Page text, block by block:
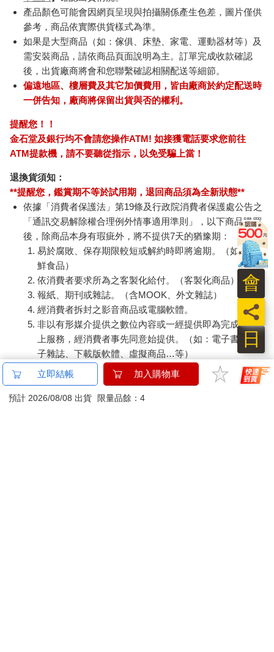
產品顏色可能會因網頁呈現與拍攝關係產生色差，圖片僅供
參考，商品依實際供貨樣式為準。
如果是大型商品（如：傢俱、床墊、家電、運動器材等）及
需安裝商品，請依商品頁面說明為主。訂單完成收款確認
後，出貨廠商將會和您聯繫確認相關配送等細節。
偏遠地區、樓層費及其它加價費用，皆由廠商於約定配送時
一併告知，廠商將保留出貨與否的權利。
提醒您！！
金石堂及銀行均不會請您操作ATM! 如接獲電話要求您前往
ATM提款機，請不要聽從指示，以免受騙上當！
退換貨須知：
**提醒您，鑑賞期不等於試用期，退回商品須為全新狀態**
依據「消費者保護法」第19條及行政院消費者保護處公告之
「通訊交易解除權合理例外情事適用準則」，以下商品購買
後，除商品本身有瑕疵外，將不提供7天的猶豫期：
易於腐敗、保存期限較短或解約時即將逾期。（如：生
鮮食品）
依消費者要求所為之客製化給付。（客製化商品）
報紙、期刊或雜誌。（含MOOK、外文雜誌）
經消費者拆封之影音商品或電腦軟體。
非以有形媒介提供之數位內容或一經提供即為完成之線
上服務，經消費者事先同意始提供。（如：電子書、電
子雜誌、下載版軟體、虛擬商品…等）
已拆封之個人衛生用品。（如：內衣褲、刮鬍刀、除毛
刀…等）
若非上列種類商品，均享有到貨7天的猶豫期（含例假
立即結帳 加入購物車
預計 2026/08/08 出貨 限量品餘：4
日
員
會